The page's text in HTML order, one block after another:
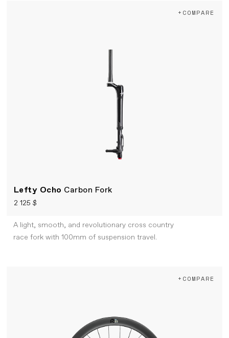
Lefty Ocho Carbon Fork
2 125 $
+COMPARE
A light, smooth, and revolutionary cross country
race fork with 100mm of suspension travel.
+COMPARE